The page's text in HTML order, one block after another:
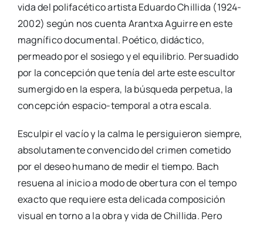
vida del polifacético artista Eduardo Chillida (1924-
2002) según nos cuenta Arantxa Aguirre en este
magnífico documental. Poético, didáctico,
permeado por el sosiego y el equilibrio. Persuadido
por la concepción que tenía del arte este escultor
sumergido en la espera, la búsqueda perpetua, la
concepción espacio-temporal a otra escala.
Esculpir el vacío y la calma le persiguieron siempre,
absolutamente convencido del crimen cometido
por el deseo humano de medir el tiempo. Bach
resuena al inicio a modo de obertura con el tempo
exacto que requiere esta delicada composición
visual en torno a la obra y vida de Chillida. Pero